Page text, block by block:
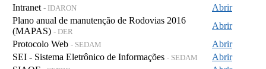
Intranet - IDARON
Abrir
Plano anual de manutenção de Rodovias 2016
(MAPAS) - DER
Abrir
Protocolo Web - SEDAM
Abrir
SEI - Sistema Eletrônico de Informações - SEDAM
Abrir